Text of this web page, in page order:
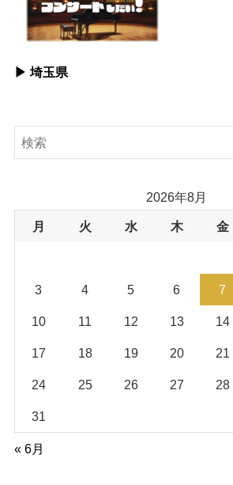
▶︎ 埼玉県
2026年8月
月 火 水 木 金
3 4 5 6 7
10 11 12 13 14
17 18 19 20 21
24 25 26 27 28
31
« 6月